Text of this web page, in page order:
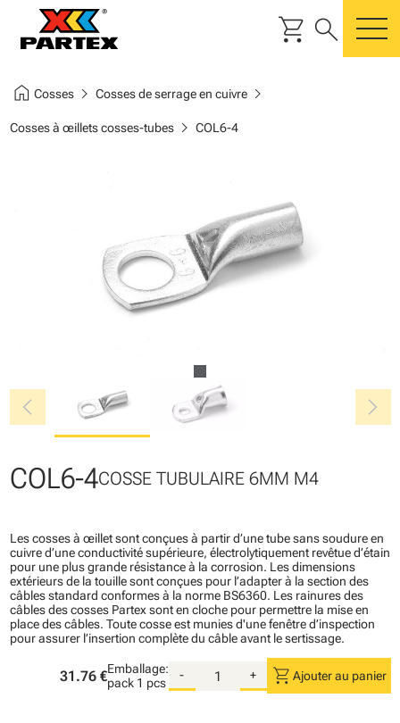
shopping_cart search
home Cosseschevron_right Cosses de serrage en cuivrechevron_right
Cosses à œillets cosses-tubeschevron_right COL6-4
chevron_left chevron_right
COL6-4COSSE TUBULAIRE 6MM M4
Les cosses à œillet sont conçues à partir d’une tube sans soudure en
cuivre d’une conductivité supérieure, électrolytiquement revêtue d’étain
pour une plus grande résistance à la corrosion. Les dimensions
extérieurs de la touille sont conçues pour l’adapter à la section des
câbles standard conformes à la norme BS6360. Les rainures des
câbles des cosses Partex sont en cloche pour permettre la mise en
place des câbles. Toute cosse est munies d'une fenêtre d’inspection
pour assurer l’insertion complète du câble avant le sertissage.
31.76 €Emballage:
pack 1 pcs
- + shopping_cart Ajouter au panier